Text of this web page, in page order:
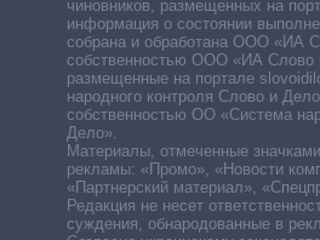
чиновников, размещенных на
информация о состоянии
собрана и обработана ООО «ИА
собственностью ООО «ИА Слово
размещенные на портале
народного контроля Слово и
собственностью ОО «Система
Дело».
Материалы, отмеченные
рекламы: «Промо», «Новости
«Партнерский материал»,
Редакция не несет
суждения, обнародованные в